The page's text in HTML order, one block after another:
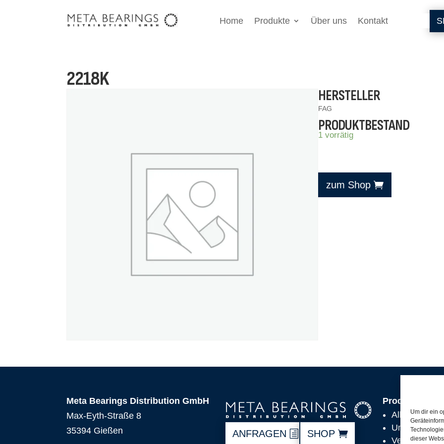
Um dir ein
dieser
Home Produkte Über uns Kontakt
2218K
HERSTELLER
FAG
PRODUKTBESTAND
1 vorrätig
zum Shop
Meta Bearings Distribution GmbH
Max-Eyth-Straße 8
35394 Gießen
ANFRAGEN SHOP
Produkte
Alle
Unsere
Versand,